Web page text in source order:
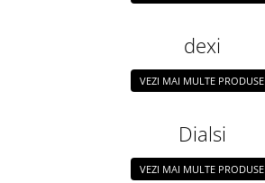
dexi
VEZI MAI MULTE PRODUSE
Dialsi
VEZI MAI MULTE PRODUSE